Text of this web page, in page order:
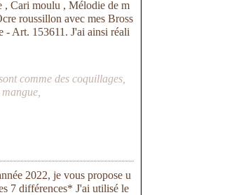
, Cari moulu , Mélodie de m
roussillon avec mes Bross
- Art. 153611. J'ai ainsi réali
comme des coquillages
2022, je vous propose u
7 différences* J'ai utilisé le